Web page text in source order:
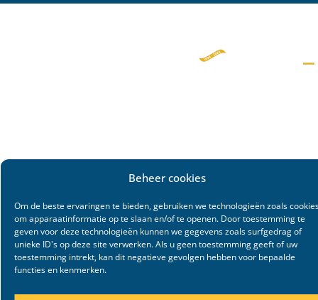
Beheer cookies
Om de beste ervaringen te bieden, gebruiken we technologieën zoals
om apparaatinformatie op te slaan en/of te openen. Door toestemming te
geven voor deze technologieën kunnen we gegevens zoals surfgedrag of
unieke ID's op deze site verwerken. Als u geen toestemming geeft of uw
toestemming intrekt, kan dit negatieve gevolgen hebben voor bepaalde
functies en kenmerken.